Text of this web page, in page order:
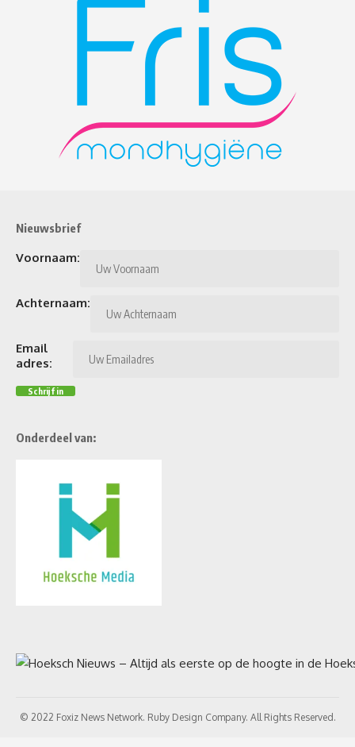
Nieuwsbrief
Voornaam:
Achternaam:
Email
adres:
Onderdeel van:
© 2022 Foxiz News Network. Ruby Design Company. All Rights Reserved.